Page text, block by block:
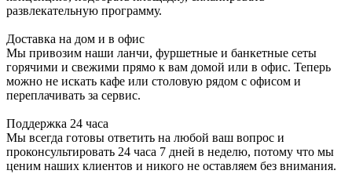
развлекательную программу.
Доставка на дом и в офис
Мы привозим наши ланчи, фуршетные и банкетные сеты
горячими и свежими прямо к вам домой или в офис. Теперь
можно не искать кафе или столовую рядом с офисом и
переплачивать за сервис.
Поддержка 24 часа
Мы всегда готовы ответить на любой ваш вопрос и
проконсультировать 24 часа 7 дней в неделю, потому что мы
ценим наших клиентов и никого не оставляем без внимания.